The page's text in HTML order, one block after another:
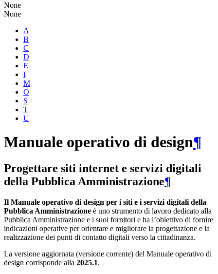
None
None
A
B
C
D
E
I
M
O
S
T
U
Manuale operativo di design¶
Progettare siti internet e servizi digitali
della Pubblica Amministrazione¶
Il Manuale operativo di design per i siti e i servizi digitali della
Pubblica Amministrazione è uno strumento di lavoro dedicato alla
Pubblica Amministrazione e i suoi fornitori e ha l’obiettivo di fornire
indicazioni operative per orientare e migliorare la progettazione e la
realizzazione dei punti di contatto digitali verso la cittadinanza.
La versione aggiornata (versione corrente) del Manuale operativo di
design corrisponde alla 2025.1.